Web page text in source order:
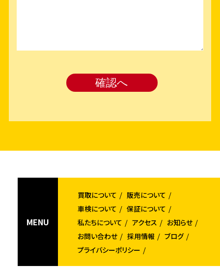
MENU
買取について
販売について
車検について
保証について
私たちについて
アクセス
お知らせ
お問い合わせ
採用情報
ブログ
プライバシーポリシー